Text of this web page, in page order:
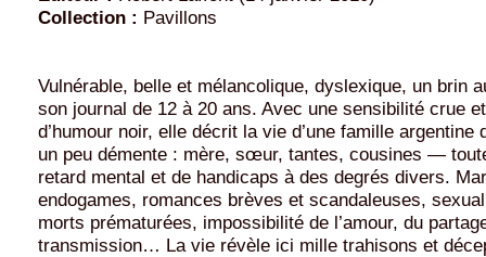
Collection : Pavillons
Vulnérable, belle et mélancolique, dyslexique, un brin
son journal de 12 à 20 ans. Avec une sensibilité crue
d’humour noir, elle décrit la vie d’une famille argentine
un peu démente : mère, sœur, tantes, cousines —
retard mental et de handicaps à des degrés divers.
endogames, romances brèves et scandaleuses,
morts prématurées, impossibilité de l’amour, du
transmission… La vie révèle ici mille trahisons et